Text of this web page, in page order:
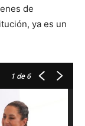
de
ya es un
1 de 6